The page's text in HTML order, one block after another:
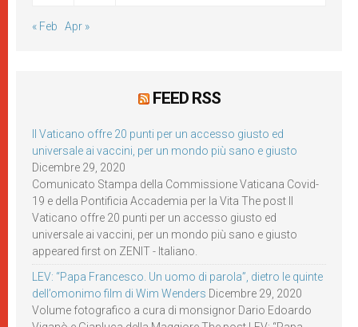
« Feb Apr »
FEED RSS
Il Vaticano offre 20 punti per un accesso giusto ed
universale ai vaccini, per un mondo più sano e giusto
Dicembre 29, 2020
Comunicato Stampa della Commissione Vaticana Covid-
19 e della Pontificia Accademia per la Vita The post Il
Vaticano offre 20 punti per un accesso giusto ed
universale ai vaccini, per un mondo più sano e giusto
appeared first on ZENIT - Italiano.
LEV: “Papa Francesco. Un uomo di parola”, dietro le quinte
dell’omonimo film di Wim Wenders Dicembre 29, 2020
Volume fotografico a cura di monsignor Dario Edoardo